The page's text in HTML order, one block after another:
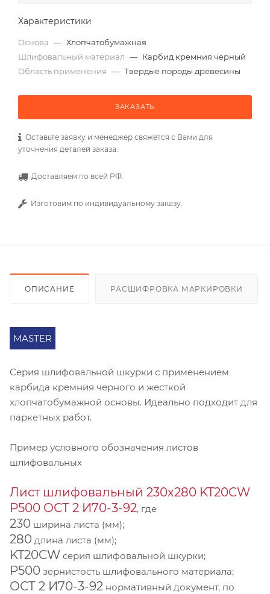
Характеристики
Основа — Хлопчатобумажная
Шлифовальный материал — Карбид кремния черный
Область применения — Твердые породы древесины
ЗАКАЗАТЬ
Оставьте заявку и менеджер свяжется с Вами для
уточнения деталей заказа.
Доставляем по всей РФ.
Изготовим по индивидуальному заказу.
ОПИСАНИЕ РАСШИФРОВКА МАРКИРОВКИ
MASTER
Серия шлифовальной шкурки с применением
карбида кремния черного и жесткой
хлопчатобумажной основы. Идеально подходит для
паркетных работ.
Пример условного обозначения листов
шлифовальных
Лист шлифовальный 230х280 KT20CW
P500 ОСТ 2 И70-3-92, где
230 ширина листа (мм);
280 длина листа (мм);
KT20CW серия шлифовальной шкурки;
P500 зернистость шлифовального материала;
ОСТ 2 И70-3-92 нормативный документ, по